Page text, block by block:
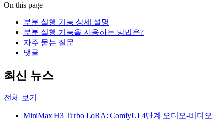
On this page
부분 실행 기능 상세 설명
부분 실행 기능을 사용하는 방법은?
자주 묻는 질문
댓글
최신 뉴스
전체 보기
MiniMax H3 Turbo LoRA: ComfyUI 4단계 오디오-비디오